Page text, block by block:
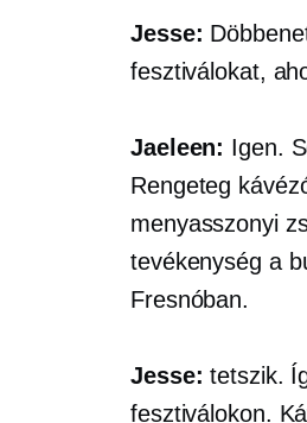
Jesse:
fesztiválokat,
Jaeleen: Igen.
Rengeteg
menyasszonyi
tevékenység a
Fresnóban.
Jesse: tetszik.
fesztiválokon.